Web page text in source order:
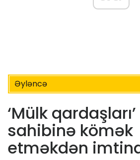
Əyləncə
‘Mülk
sahibinə kömək
etməkdən